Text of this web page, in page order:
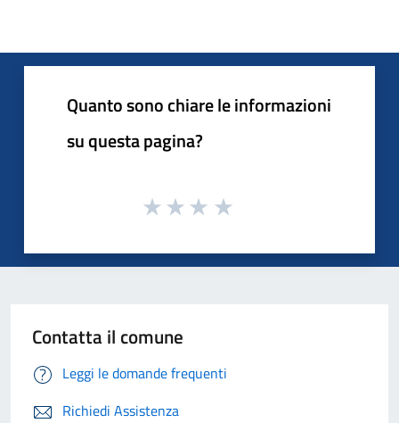
Quanto sono chiare le informazioni
su questa pagina?
Contatta il comune
Leggi le domande frequenti
Richiedi Assistenza